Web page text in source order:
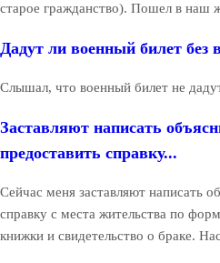
старое гражданство). Пошел в наш
Дадут ли военный билет без
Слышал, что военный билет не
Заставляют написать
предоставить справку...
Сейчас меня заставляют написать
справку с места жительства по
книжки и свидетельство о браке.